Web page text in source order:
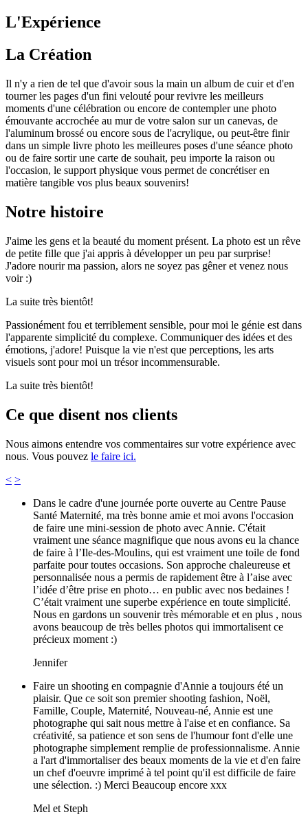
L'Expérience
La Création
Il n'y a rien de tel que d'avoir sous la main un album de cuir et d'en
tourner les pages d'un fini velouté pour revivre les meilleurs
moments d'une célébration ou encore de contempler une photo
émouvante accrochée au mur de votre salon sur un canevas, de
l'aluminum brossé ou encore sous de l'acrylique, ou peut-être finir
dans un simple livre photo les meilleures poses d'une séance photo
ou de faire sortir une carte de souhait, peu importe la raison ou
l'occasion, le support physique vous permet de concrétiser en
matière tangible vos plus beaux souvenirs!
Notre histoire
J'aime les gens et la beauté du moment présent. La photo est un rêve
de petite fille que j'ai appris à développer un peu par surprise!
J'adore nourir ma passion, alors ne soyez pas gêner et venez nous
voir :)
La suite très bientôt!
Passionément fou et terriblement sensible, pour moi le génie est dans
l'apparente simplicité du complexe. Communiquer des idées et des
émotions, j'adore! Puisque la vie n'est que perceptions, les arts
visuels sont pour moi un trésor incommensurable.
La suite très bientôt!
Ce que disent nos clients
Nous aimons entendre vos commentaires sur votre expérience avec
nous. Vous pouvez le faire ici.
< >
Dans le cadre d'une journée porte ouverte au Centre Pause
Santé Maternité, ma très bonne amie et moi avons l'occasion
de faire une mini-session de photo avec Annie. C'était
vraiment une séance magnifique que nous avons eu la chance
de faire à l’Ile-des-Moulins, qui est vraiment une toile de fond
parfaite pour toutes occasions. Son approche chaleureuse et
personnalisée nous a permis de rapidement être à l’aise avec
l’idée d’être prise en photo… en public avec nos bedaines !
C’était vraiment une superbe expérience en toute simplicité.
Nous en gardons un souvenir très mémorable et en plus , nous
avons beaucoup de très belles photos qui immortalisent ce
précieux moment :)
Jennifer
Faire un shooting en compagnie d'Annie a toujours été un
plaisir. Que ce soit son premier shooting fashion, Noël,
Famille, Couple, Maternité, Nouveau-né, Annie est une
photographe qui sait nous mettre à l'aise et en confiance. Sa
créativité, sa patience et son sens de l'humour font d'elle une
photographe simplement remplie de professionnalisme. Annie
a l'art d'immortaliser des beaux moments de la vie et d'en faire
un chef d'oeuvre imprimé à tel point qu'il est difficile de faire
une sélection. :) Merci Beaucoup encore xxx
Mel et Steph